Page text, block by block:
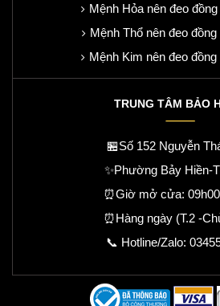
Mệnh Hỏa nên đeo
Mệnh Thổ nên đeo
Mệnh Kim nên đeo
TRUNG TÂM BẢO
🏪Số 152 Nguyễn
✨Phường Bảy Hiền-
⏰Giờ mở cửa:
⏰Hàng ngày (T.2 -
📞 Hotline/Zalo: